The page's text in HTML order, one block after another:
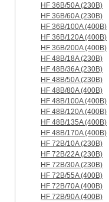
HF 36B/50A (230B)
HF 36B/60A (230B)
HF 36B/100A (400B)
HF 36B/120A (400B)
HF 36B/200A (400B)
HF 48B/18A (230B)
HF 48B/36A (230B)
HF 48B/50A (230B)
HF 48B/80A (400B)
HF 48B/100A (400B)
HF 48B/120A (400B)
HF 48B/135A (400B)
HF 48B/170A (400B)
HF 72B/10A (230B)
HF 72B/22A (230B)
HF 72B/30A (230B)
HF 72B/55A (400B)
HF 72B/70A (400B)
HF 72B/90A (400B)